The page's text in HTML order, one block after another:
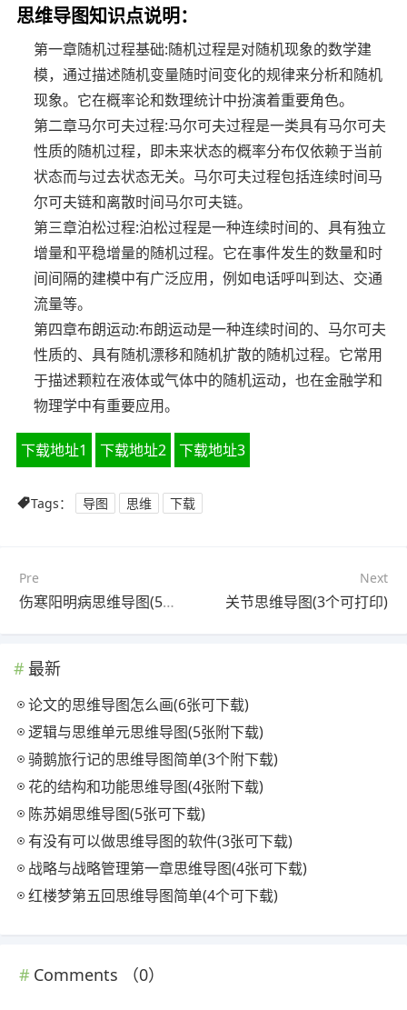
思维导图知识点说明：
第一章随机过程基础:随机过程是对随机现象的数学建
模，通过描述随机变量随时间变化的规律来分析和随机
现象。它在概率论和数理统计中扮演着重要角色。
第二章马尔可夫过程:马尔可夫过程是一类具有马尔可夫
性质的随机过程，即未来状态的概率分布仅依赖于当前
状态而与过去状态无关。马尔可夫过程包括连续时间马
尔可夫链和离散时间马尔可夫链。
第三章泊松过程:泊松过程是一种连续时间的、具有独立
增量和平稳增量的随机过程。它在事件发生的数量和时
间间隔的建模中有广泛应用，例如电话呼叫到达、交通
流量等。
第四章布朗运动:布朗运动是一种连续时间的、马尔可夫
性质的、具有随机漂移和随机扩散的随机过程。它常用
于描述颗粒在液体或气体中的随机运动，也在金融学和
物理学中有重要应用。
下载地址1 下载地址2 下载地址3
Tags： 导图 思维 下载
Pre
伤寒阳明病思维导图(5张高清晰可打印)
Next
关节思维导图(3个可打印)
最新
论文的思维导图怎么画(6张可下载)
逻辑与思维单元思维导图(5张附下载)
骑鹅旅行记的思维导图简单(3个附下载)
花的结构和功能思维导图(4张附下载)
陈苏娟思维导图(5张可下载)
有没有可以做思维导图的软件(3张可下载)
战略与战略管理第一章思维导图(4张可下载)
红楼梦第五回思维导图简单(4个可下载)
Comments （0）